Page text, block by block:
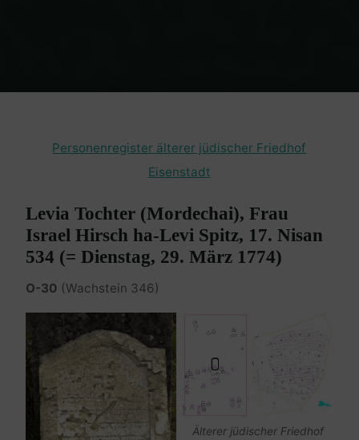
Personenregister älterer jüdischer Friedhof
Eisenstadt
Levia Tochter (Mordechai), Frau
Israel Hirsch ha-Levi Spitz, 17. Nisan
534 (= Dienstag, 29. März 1774)
O-30 (Wachstein 346)
Älterer jüdischer Friedhof